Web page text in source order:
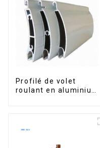
Profilé de volet
roulant en aluminium